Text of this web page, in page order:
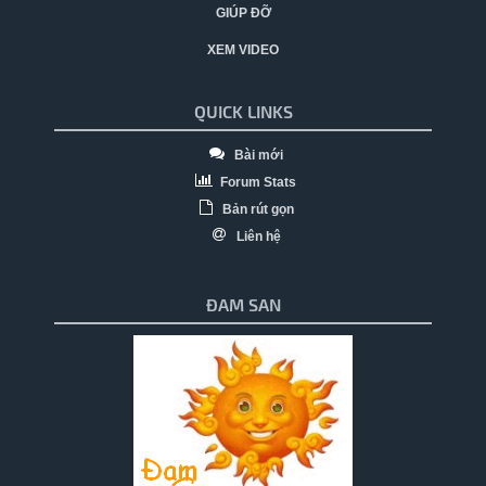
GIÚP ĐỠ
XEM VIDEO
QUICK LINKS
Bài mới
Forum Stats
Bản rút gọn
Liên hệ
ĐAM SAN